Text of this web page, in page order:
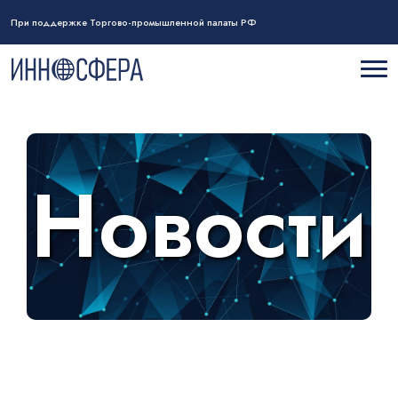
При поддержке Торгово-промышленной палаты РФ
Новости